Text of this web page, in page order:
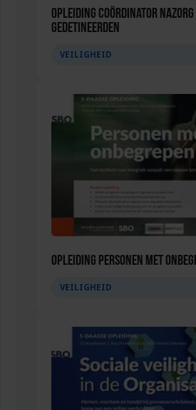
Opleiding Coördinator nazorg
gedetineerden
VEILIGHEID
Opleiding Personen met
VEILIGHEID